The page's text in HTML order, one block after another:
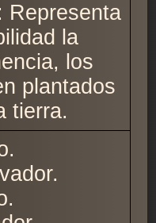
Representa
la
los
plantados
tierra.